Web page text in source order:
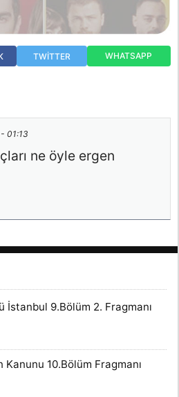
TWITTER WHATSAPP
01:13
ne öyle ergen
İstanbul 9.Bölüm 2. Fragmanı
Kanunu 10.Bölüm Fragmanı